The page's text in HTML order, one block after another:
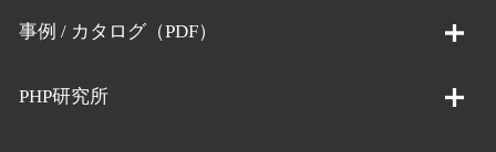
事例 / カタログ（PDF）
PHP研究所